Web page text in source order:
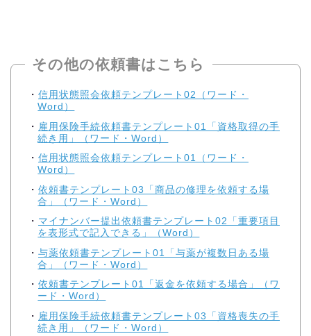
その他の依頼書はこちら
信用状態照会依頼テンプレート02（ワード・
Word）
雇用保険手続依頼書テンプレート01「資格取得の手
続き用」（ワード・Word）
信用状態照会依頼テンプレート01（ワード・
Word）
依頼書テンプレート03「商品の修理を依頼する場
合」（ワード・Word）
マイナンバー提出依頼書テンプレート02「重要項目
を表形式で記入できる」（Word）
与薬依頼書テンプレート01「与薬が複数日ある場
合」（ワード・Word）
依頼書テンプレート01「返金を依頼する場合」（ワ
ード・Word）
雇用保険手続依頼書テンプレート03「資格喪失の手
続き用」（ワード・Word）